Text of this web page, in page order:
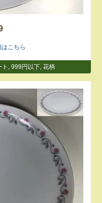
はこちら
,999円以下 ,花柄